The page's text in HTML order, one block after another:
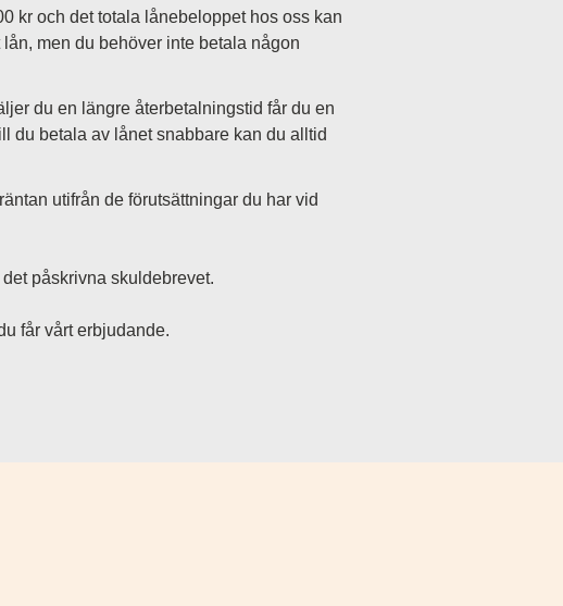
kr och det totala lånebeloppet hos oss kan
men du behöver inte betala någon
du en längre återbetalningstid får du en
du betala av lånet snabbare kan du alltid
utifrån de förutsättningar du har vid
påskrivna skuldebrevet.
får vårt erbjudande.